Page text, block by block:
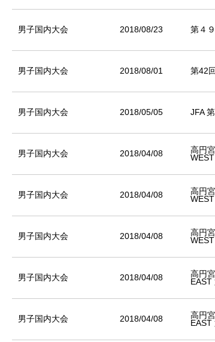
男子国内大会 2018/08/23 第４
男子国内大会 2018/08/01 第42
男子国内大会 2018/05/05 JFA
男子国内大会 2018/04/08
高円
男子国内大会 2018/04/08
高円
男子国内大会 2018/04/08
高円
男子国内大会 2018/04/08
高円
EAST
男子国内大会 2018/04/08
高円
EAST